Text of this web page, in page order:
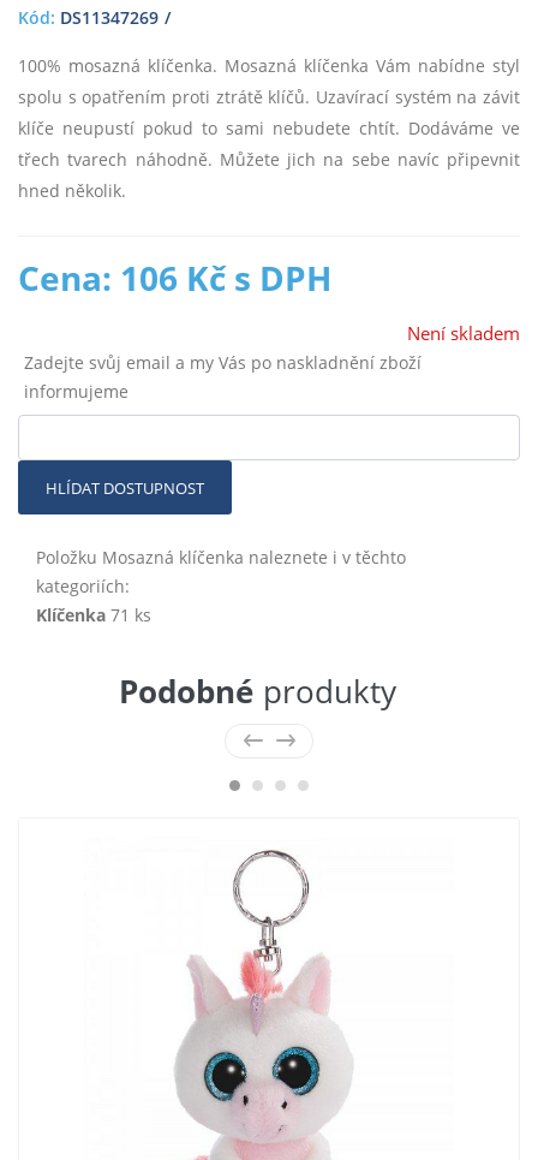
Kód: DS11347269
100% mosazná klíčenka. Mosazná klíčenka Vám nabídne styl
spolu s opatřením proti ztrátě klíčů. Uzavírací systém na závit
klíče neupustí pokud to sami nebudete chtít. Dodáváme ve
třech tvarech náhodně. Můžete jich na sebe navíc připevnit
hned několik.
Cena: 106 Kč s DPH
Není skladem
Zadejte svůj email a my Vás po naskladnění zboží
informujeme
HLÍDAT DOSTUPNOST
Položku Mosazná klíčenka naleznete i v těchto
kategoriích:
Klíčenka 71 ks
Podobné produkty